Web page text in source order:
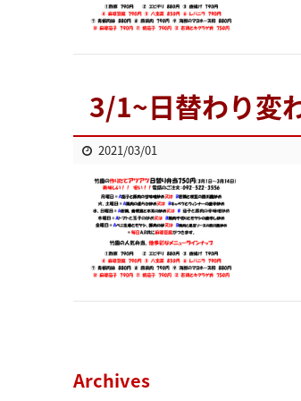
3/1~日替わり変
2021/03/01
Archives